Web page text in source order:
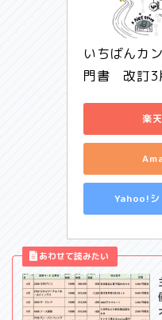
いちばんカ
門書　改訂
楽
Yahoo!シ